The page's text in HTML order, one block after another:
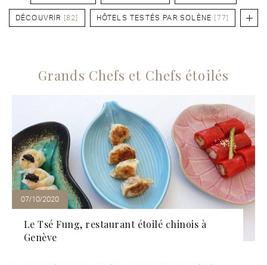
DÉCOUVRIR [82] HÔTELS TESTÉS PAR SOLÈNE [77]
Grands Chefs et Chefs étoilés
07/10/2020
Le Tsé Fung, restaurant étoilé chinois à
Genève